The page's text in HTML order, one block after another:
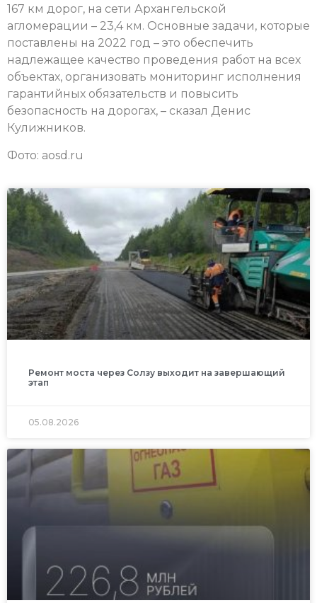
167 км дорог, на сети Архангельской
агломерации – 23,4 км. Основные задачи, которые
поставлены на 2022 год – это обеспечить
надлежащее качество проведения работ на всех
объектах, организовать мониторинг исполнения
гарантийных обязательств и повысить
безопасность на дорогах, – сказал Денис
Кулижников.
Фото: aosd.ru
Ремонт моста через Солзу выходит на завершающий
этап
05.08.2026